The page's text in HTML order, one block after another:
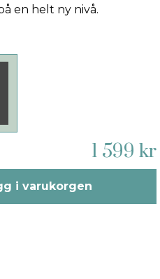
en helt ny nivå.
1 599 kr
i varukorgen